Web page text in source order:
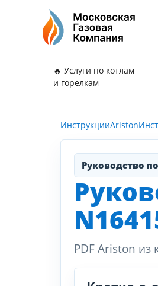
🔥 Услуги по котлам
и горелкам
ИнструкцииAriston
Руководство
PDF Ariston